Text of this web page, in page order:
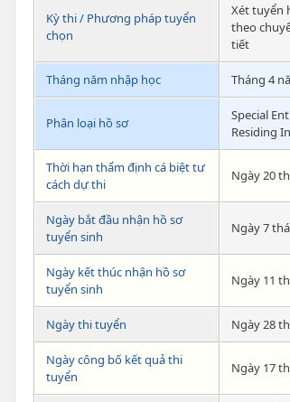
Kỳ thi / Phương pháp tuyển
chọn
Xét tuyển
theo
tiết
Tháng năm nhập học Tháng 4
Phân loại hồ sơ
Special
Residing
Thời hạn thẩm định cá biệt tư
cách dự thi
Ngày 20
Ngày bắt đầu nhận hồ sơ
tuyển sinh
Ngày 7
Ngày kết thúc nhận hồ sơ
tuyển sinh
Ngày 11
Ngày thi tuyển Ngày 28
Ngày công bố kết quả thi
tuyển
Ngày 17